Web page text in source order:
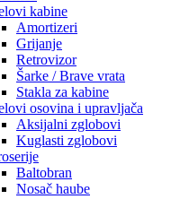
kabine
Amortizeri
Grijanje
Retrovizor
Šarke / Brave vrata
Stakla za kabine
osovina i upravljača
Aksijalni zglobovi
Kuglasti zglobovi
Baltobran
Nosač haube